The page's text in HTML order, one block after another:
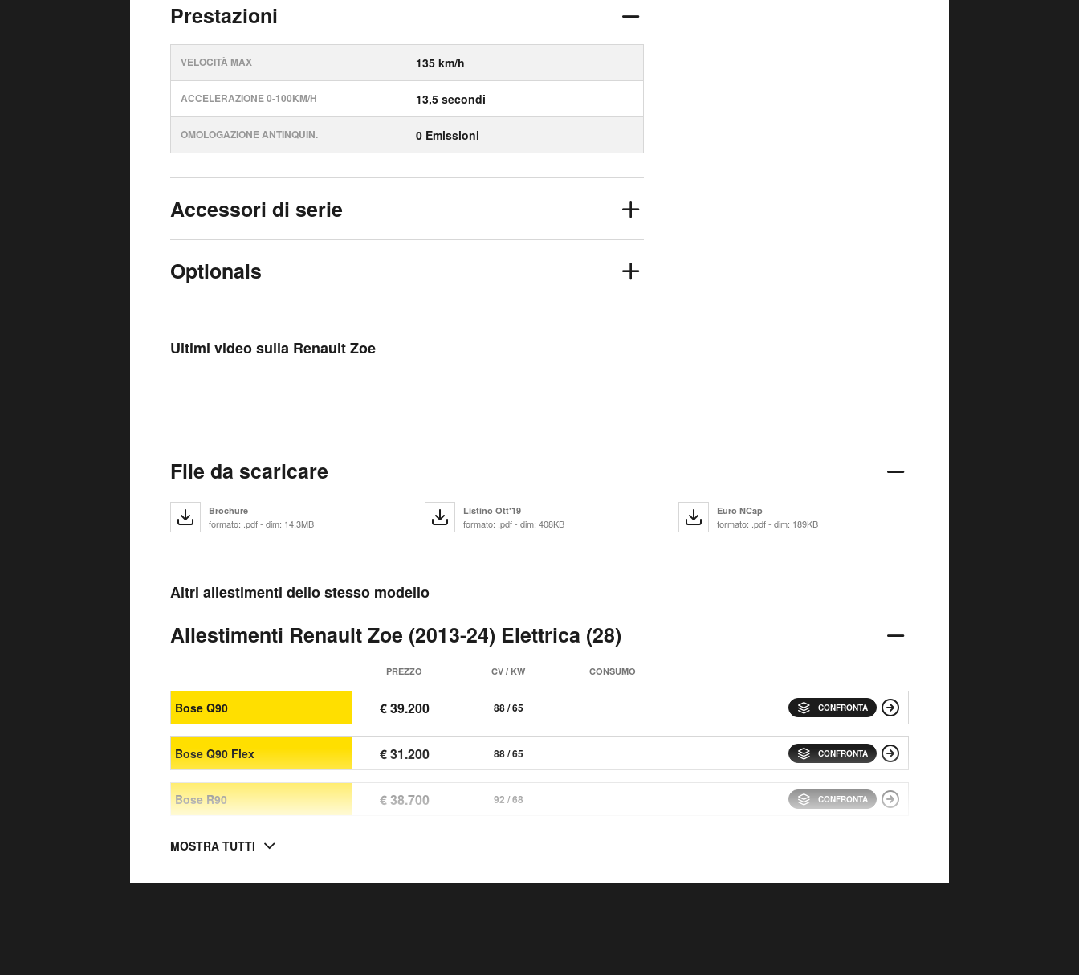
Prestazioni
VELOCITÀ MAX 135 km/h
ACCELERAZIONE 0-100KM/H 13,5 secondi
OMOLOGAZIONE ANTINQUIN. 0 Emissioni
Accessori di serie
Optionals
Ultimi video sulla Renault Zoe
File da scaricare
Brochure
formato: .pdf - dim: 14.3MB
Listino Ott'19
formato: .pdf - dim: 408KB
Euro NCap
formato: .pdf - dim: 189KB
Altri allestimenti dello stesso modello
Allestimenti Renault Zoe (2013-24) Elettrica (28)
PREZZO CV / KW CONSUMO
Bose Q90 € 39.200 88 / 65 CONFRONTA
Bose Q90 Flex € 31.200 88 / 65 CONFRONTA
Bose R90 € 38.700 92 / 68 CONFRONTA
MOSTRA TUTTI